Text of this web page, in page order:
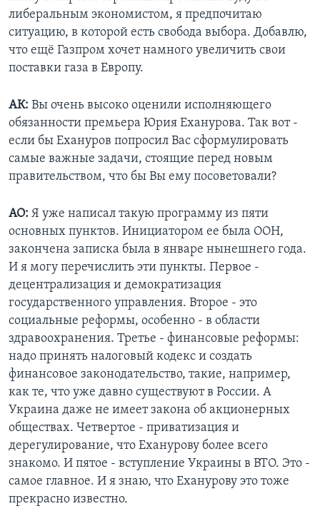
либеральным экономистом, я предпочитаю
ситуацию, в которой есть свобода выбора. Добавлю,
что ещё Газпром хочет намного увеличить свои
поставки газа в Европу.
АК: Вы очень высоко оценили исполняющего
обязанности премьера Юрия Еханурова. Так вот -
если бы Ехануров попросил Вас сформулировать
самые важные задачи, стоящие перед новым
правительством, что бы Вы ему посоветовали?
АО: Я уже написал такую программу из пяти
основных пунктов. Инициатором ее была ООН,
закончена записка была в январе нынешнего года.
И я могу перечислить эти пункты. Первое -
децентрализация и демократизация
государственного управления. Второе - это
социальные реформы, особенно - в области
здравоохранения. Третье - финансовые реформы:
надо принять налоговый кодекс и создать
финансовое законодательство, такие, например,
как те, что уже давно существуют в России. А
Украина даже не имеет закона об акционерных
обществах. Четвертое - приватизация и
дерегулирование, что Еханурову более всего
знакомо. И пятое - вступление Украины в ВТО. Это -
самое главное. И я знаю, что Еханурову это тоже
прекрасно известно.